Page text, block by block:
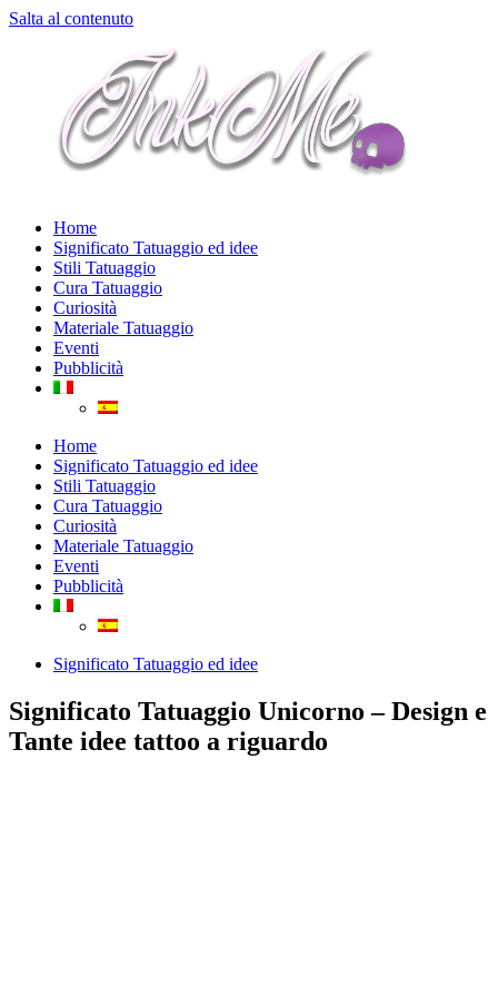
Salta al contenuto
Home
Significato Tatuaggio ed idee
Stili Tatuaggio
Cura Tatuaggio
Curiosità
Materiale Tatuaggio
Eventi
Pubblicità
Home
Significato Tatuaggio ed idee
Stili Tatuaggio
Cura Tatuaggio
Curiosità
Materiale Tatuaggio
Eventi
Pubblicità
Significato Tatuaggio ed idee
Significato Tatuaggio Unicorno – Design e
Tante idee tattoo a riguardo